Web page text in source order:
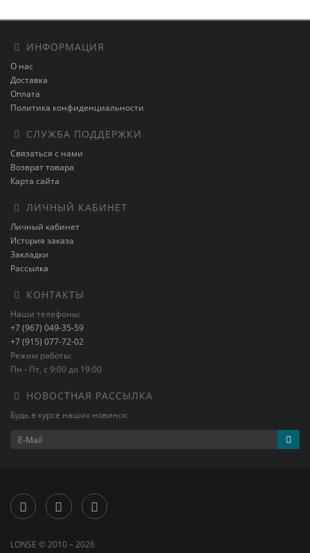
ИНФОРМАЦИЯ
О нас
Доставка
Оплата
Политика конфиденциальности
СЛУЖБА ПОДДЕРЖКИ
Связаться с нами
Возврат товара
Карта сайта
ЛИЧНЫЙ КАБИНЕТ
Личный кабинет
История заказа
Закладки
Рассылка
КОНТАКТЫ
Наши телефоны:
+7 (967) 049-35-59
+7 (915) 077-72-02
Режим работы:
Пн - Пт, с 9:00 до 19:00
НОВОСТНАЯ РАССЫЛКА
Будь в курсе наших новинок
LONSE © 2010 – 2026